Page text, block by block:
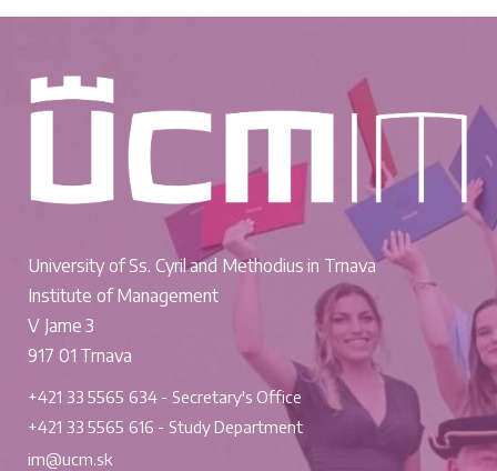
University of Ss. Cyril and Methodius in Trnava
Institute of Management
V Jame 3
917 01 Trnava
+421 33 5565 634 - Secretary's Office
+421 33 5565 616 - Study Department
im@ucm.sk